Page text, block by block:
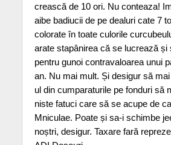
crească de 10 ori. Nu conteaza!
aibe badiucii de pe dealuri cate 7
colorate în toate culorile
arate stapânirea că se lucrează și
pentru gunoi contravaloarea unui
an. Nu mai mult. Și desigur să
ul din cumparaturile pe fonduri să
niste fatuci care să se acupe de
Mniculae. Poate și sa-i schimbe
noștri, desigur. Taxare fară